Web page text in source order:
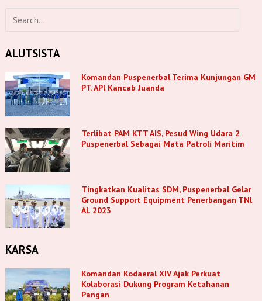
ALUTSISTA
Komandan Puspenerbal Terima Kunjungan GM
PT. APl Kancab Juanda
Terlibat PAM KTT AIS, Pesud Wing Udara 2
Puspenerbal Sebagai Mata Patroli Maritim
Tingkatkan Kualitas SDM, Puspenerbal Gelar
Ground Support Equipment Penerbangan TNl
AL 2023
KARSA
Komandan Kodaeral XIV Ajak Perkuat
Kolaborasi Dukung Program Ketahanan
Pangan